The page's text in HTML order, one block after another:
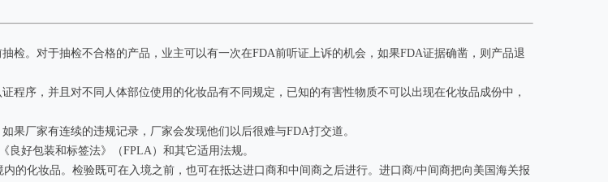
。对于抽检不合格的产品，业主可以有一次在FDA前听证上诉的机会，如果FDA证据确凿，则产品退
序，并且对不同人体部位使用的化妆品有不同规定，已知的有害性物质不可以出现在化妆品成份中，
厂家有连续的违规记录，厂家会发现他们以后很难与FDA打交道。
好包装和标签法》（FPLA）和其它适用法规。
的化妆品。检验既可在入境之前，也可在抵达进口商和中间商之后进行。进口商/中间商把向美国海关报